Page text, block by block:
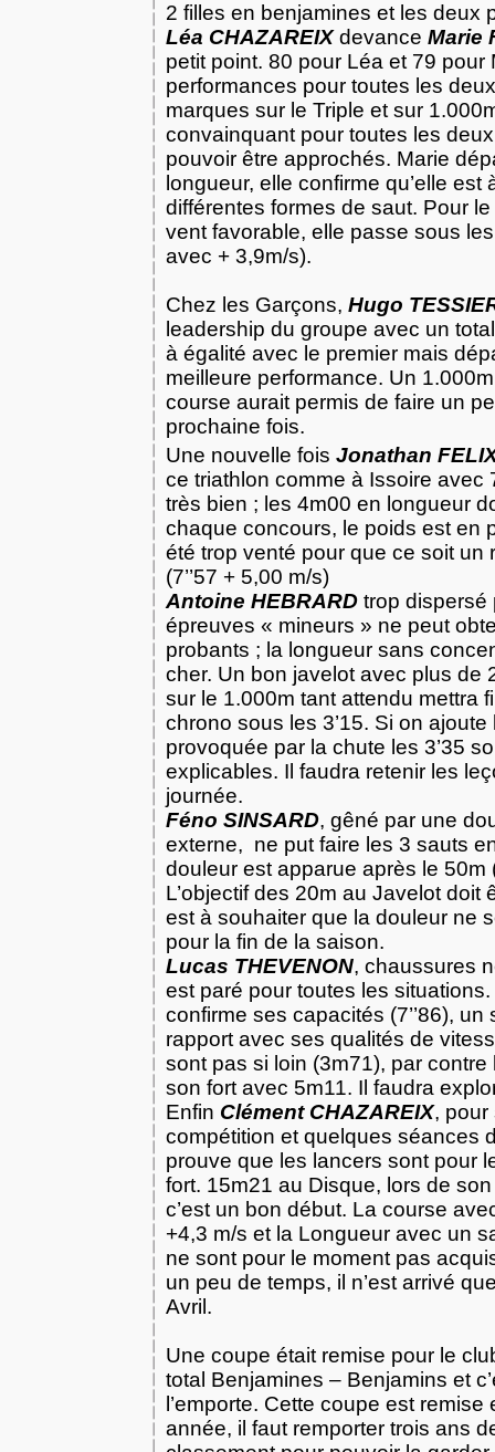
2 filles en benjamines et les deux
Léa CHAZAREIXdevance Marie
petit point. 80 pour Léa et 79 pour
performances pour toutes les
marques sur le Triple et sur
convainquant pour toutes les
pouvoir être approchés. Marie
longueur, elle confirme qu’elle est
différentes formes de saut. Pour
vent favorable, elle passe sous les
avec + 3,9m/s).
Chez les Garçons, Hugo
leadership du groupe avec un
à égalité avec le premier mais
meilleure performance. Un
course aurait permis de faire un
prochaine fois.
Une nouvelle fois Jonathan
ce triathlon comme à Issoire avec
très bien ; les 4m00 en longueur
chaque concours, le poids est en
été trop venté pour que ce soit un
(7’’57 + 5,00 m/s)
Antoine HEBRARD trop dispersé
épreuves « mineurs » ne peut
probants ; la longueur sans
cher. Un bon javelot avec plus de
sur le 1.000m tant attendu mettra
chrono sous les 3’15. Si on
provoquée par la chute les 3’35
explicables. Il faudra retenir les
journée.
Féno SINSARD, gêné par une
externe, ne put faire les 3 sauts
douleur est apparue après le 50m
L’objectif des 20m au Javelot doit
est à souhaiter que la douleur ne
pour la fin de la saison.
Lucas THEVENON, chaussures
est paré pour toutes les
confirme ses capacités (7’’86),
rapport avec ses qualités de
sont pas si loin (3m71), par contre
son fort avec 5m11. Il faudra
Enfin Clément CHAZAREIX, pour
compétition et quelques séances
prouve que les lancers sont pour
fort. 15m21 au Disque, lors de
c’est un bon début. La course
+4,3 m/s et la Longueur avec un
ne sont pour le moment pas
un peu de temps, il n’est arrivé
Avril.
Une coupe était remise pour le
total Benjamines – Benjamins et
l’emporte. Cette coupe est
année, il faut remporter trois ans